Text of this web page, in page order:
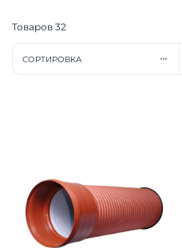
Товаров 32
СОРТИРОВКА